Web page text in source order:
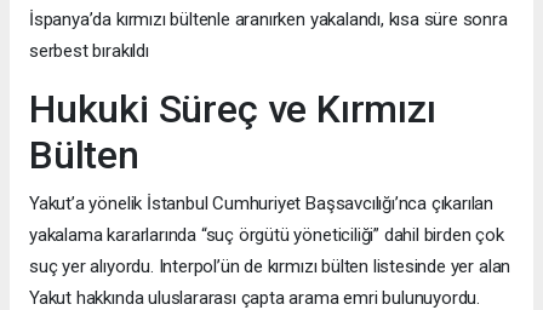
İspanya’da kırmızı bültenle aranırken yakalandı, kısa süre sonra
serbest bırakıldı
Hukuki Süreç ve Kırmızı
Bülten
Yakut’a yönelik İstanbul Cumhuriyet Başsavcılığı’nca çıkarılan
yakalama kararlarında “suç örgütü yöneticiliği” dahil birden çok
suç yer alıyordu. Interpol’ün de kırmızı bülten listesinde yer alan
Yakut hakkında uluslararası çapta arama emri bulunuyordu.